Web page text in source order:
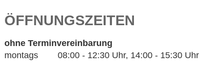
ÖFFNUNGSZEITEN
ohne Terminvereinbarung
montags 08:00 - 12:30 Uhr, 14:00 - 15:30 Uhr